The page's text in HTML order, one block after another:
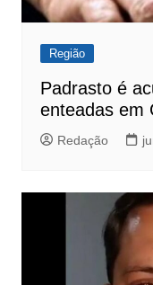
Região
Padrasto é
enteadas em
Redação